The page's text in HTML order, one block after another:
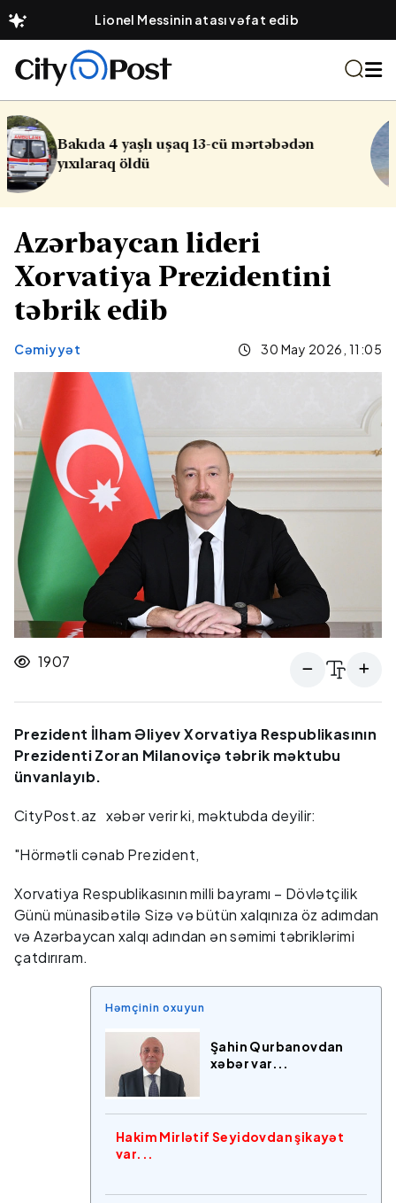
Lionel Messinin atası vəfat edib
Sabah Abşeron
Azərbaycan lideri
Xorvatiya Prezidentini
təbrik edib
Cəmiyyət 30 May 2026, 11:05
1907
Prezident İlham Əliyev Xorvatiya Respublikasının
Prezidenti Zoran Milanoviçə təbrik məktubu
ünvanlayıb.
CityPost.az xəbər verir ki, məktubda deyilir:
"Hörmətli cənab Prezident,
Xorvatiya Respublikasının milli bayramı – Dövlətçilik
Günü münasibətilə Sizə və bütün xalqınıza öz adımdan
və Azərbaycan xalqı adından ən səmimi təbriklərimi
çatdırıram.
Həmçinin oxuyun
Şahin Qurbanovdan
xəbər var...
Hakim Mirlətif Seyidovdan şikayət
var...